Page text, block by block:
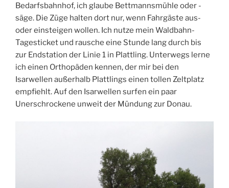
Bedarfsbahnhof, ich glaube Bettmannsmühle oder -
säge. Die Züge halten dort nur, wenn Fahrgäste aus-
oder einsteigen wollen. Ich nutze mein Waldbahn-
Tagesticket und rausche eine Stunde lang durch bis
zur Endstation der Linie 1 in Plattling. Unterwegs lerne
ich einen Orthopäden kennen, der mir bei den
Isarwellen außerhalb Plattlings einen tollen Zeltplatz
empfiehlt. Auf den Isarwellen surfen ein paar
Unerschrockene unweit der Mündung zur Donau.